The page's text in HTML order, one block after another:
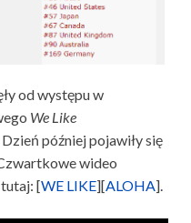
od występu w
We Like
Dzień później pojawiły się
wideo
[WE LIKE][ALOHA].